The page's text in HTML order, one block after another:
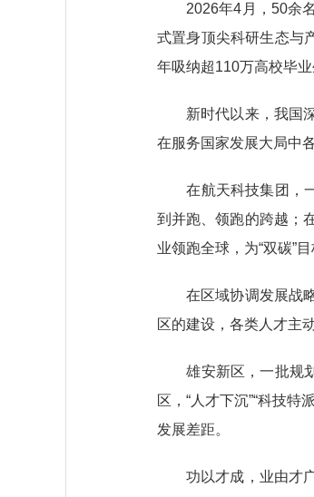
2026年4月，50余名
式置身顶尖科研生态与
年吸纳超110万高校毕
新时代以来，我国深
在服务国家发展大局中
在航天科技集团，一
到并跑、领跑的跨越；
业领跑全球，为“双碳”
在区域协调发展战略
区的建设，各类人才主
雄安新区，一批规划
区，“人才下沉”“科技
发展差距。
功以才成，业由才广